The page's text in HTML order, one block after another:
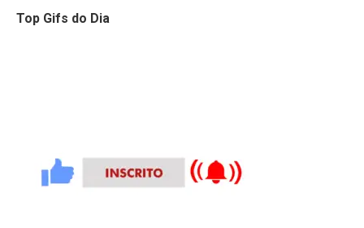
Top Gifs do Dia